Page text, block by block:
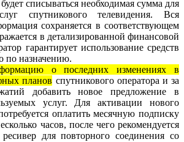
списываться необходимая сумма для
спутникового телевидения. Вся
сохраняется в соответствующем
в детализированной финансовой
гарантирует использование средств
по назначению.
о последних изменениях в
планов спутникового оператора и за
добавить новое предложение в
услуг. Для активации нового
оплатить месячную подписку
часов, после чего рекомендуется
ресивер для повторного соединения со